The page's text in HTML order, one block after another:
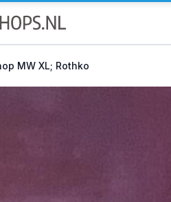
MW XL; Rothko